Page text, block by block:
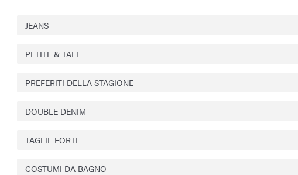
JEANS
PETITE & TALL
PREFERITI DELLA STAGIONE
DOUBLE DENIM
TAGLIE FORTI
COSTUMI DA BAGNO